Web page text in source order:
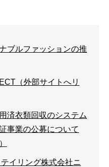
ブルファッションの推
（外部サイトへリ
済衣類回収のシステム
事業の公募について
イリング株式会社ニ